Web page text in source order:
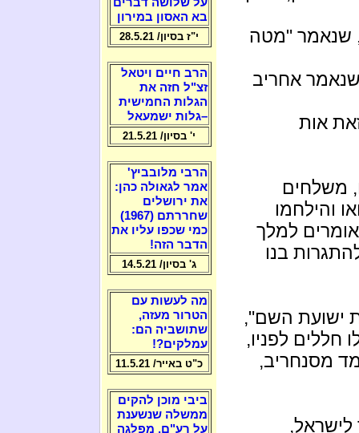
שנאמר "מטה
אחריב
אות
משלחים
והילחמו
למלך
בנו
ישועת השם",
חללים לפניו,
מסנחריב,
לישראל,
בא האסון במירון
י"ז בסיון/ 28.5.21
הרב חיים ויטאל
זצ"ל חזה את
הגלות החמישית
–גלות ישמעאל
י' בסיון/ 21.5.21
הרבי מלובביץ'
אמר לגאולה כהן:
את ירושלים
שחררתם (1967)
כמי שכפו עליו את
הדבר הזה!
ג' בסיון/ 14.5.21
מה לעשות עם
הטרור מעזה,
שתושביה הם:
עמלקים?!
כ"ט באייר/ 11.5.21
ביבי מוכן להקים
ממשלה שנשענת
על רע"ם, מפלגה